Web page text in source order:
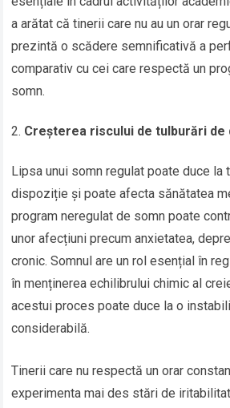
a arătat că tinerii care nu au un orar
prezintă o scădere semnificativă a
comparativ cu cei care respectă un
somn.
Creșterea riscului de tulburări de
Lipsa unui somn regulat poate duce la
dispoziție și poate afecta sănătatea
program neregulat de somn poate
unor afecțiuni precum anxietatea,
cronic. Somnul are un rol esențial în
în menținerea echilibrului chimic al
acestui proces poate duce la o
considerabilă.
Tinerii care nu respectă un orar
experimenta mai des stări de